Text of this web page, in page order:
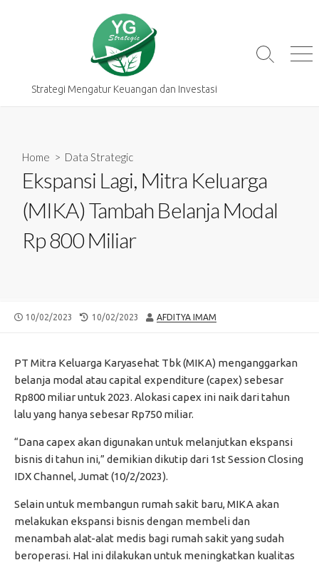
Strategi Mengatur Keuangan dan Investasi
Search
Home > Data Strategic
Ekspansi Lagi, Mitra Keluarga
(MIKA) Tambah Belanja Modal
Rp 800 Miliar
PUBLISHED
10/02/2023
LAST
10/02/2023 AUTHOR
AFDITYA IMAM
PT Mitra Keluarga Karyasehat Tbk (MIKA) menganggarkan
belanja modal atau capital expenditure (capex) sebesar
Rp800 miliar untuk 2023. Alokasi capex ini naik dari tahun
lalu yang hanya sebesar Rp750 miliar.
“Dana capex akan digunakan untuk melanjutkan ekspansi
bisnis di tahun ini,” demikian dikutip dari 1st Session Closing
IDX Channel, Jumat (10/2/2023).
Selain untuk membangun rumah sakit baru, MIKA akan
melakukan ekspansi bisnis dengan membeli dan
menambah alat-alat medis bagi rumah sakit yang sudah
beroperasi. Hal ini dilakukan untuk meningkatkan kualitas